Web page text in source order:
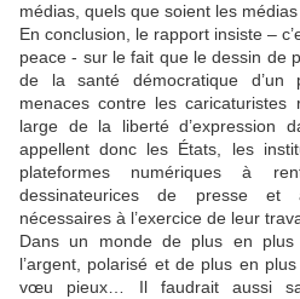
médias, quels que soient les médias
En conclusion, le rapport insiste –
peace - sur le fait que le dessin de
de la santé démocratique d’un
menaces contre les caricaturistes
large de la liberté d’expression
appellent donc les États, les
plateformes numériques à
dessinateurices de presse et
nécessaires à l’exercice de leur
Dans un monde de plus en
l’argent, polarisé et de plus en
vœu pieux… Il faudrait aussi